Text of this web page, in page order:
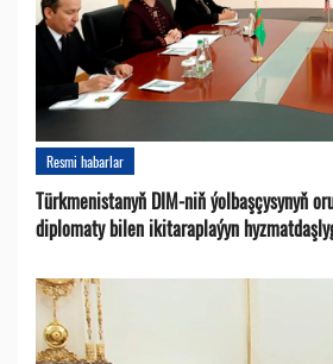
Resmi habarlar
Türkmenistanyň DIM-niň ýolbaşçysynyň
diplomaty bilen ikitaraplaýyn